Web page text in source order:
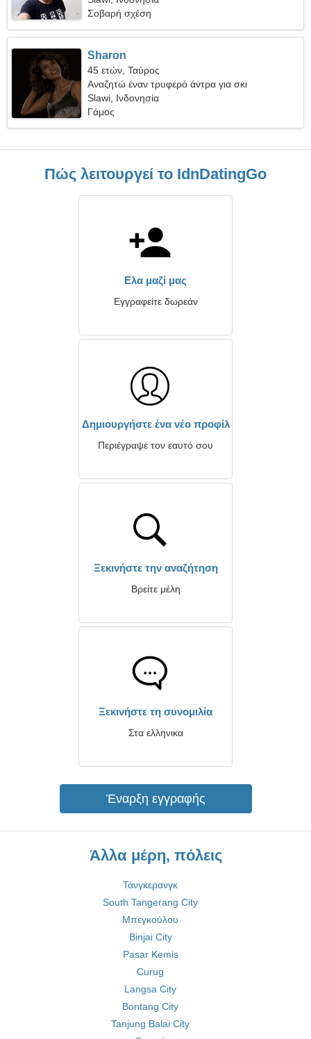
Σοβαρή σχέση
Sharon
45 ετών, Ταύρος
Αναζητώ έναν τρυφερό άντρα για σκι
Slawi, Ινδονησία
Γάμος
Πώς λειτουργεί το IdnDatingGo
Ελα μαζί μας
Εγγραφείτε δωρεάν
Δημιουργήστε ένα νέο προφίλ
Περιέγραψε τον εαυτό σου
Ξεκινήστε την αναζήτηση
Βρείτε μέλη
Ξεκινήστε τη συνομιλία
Στα ελληνικα
Έναρξη εγγραφής
Άλλα μέρη, πόλεις
Τάνγκερανγκ
South Tangerang City
Μπεγκούλου
Binjai City
Pasar Kemis
Curug
Langsa City
Bontang City
Tanjung Balai City